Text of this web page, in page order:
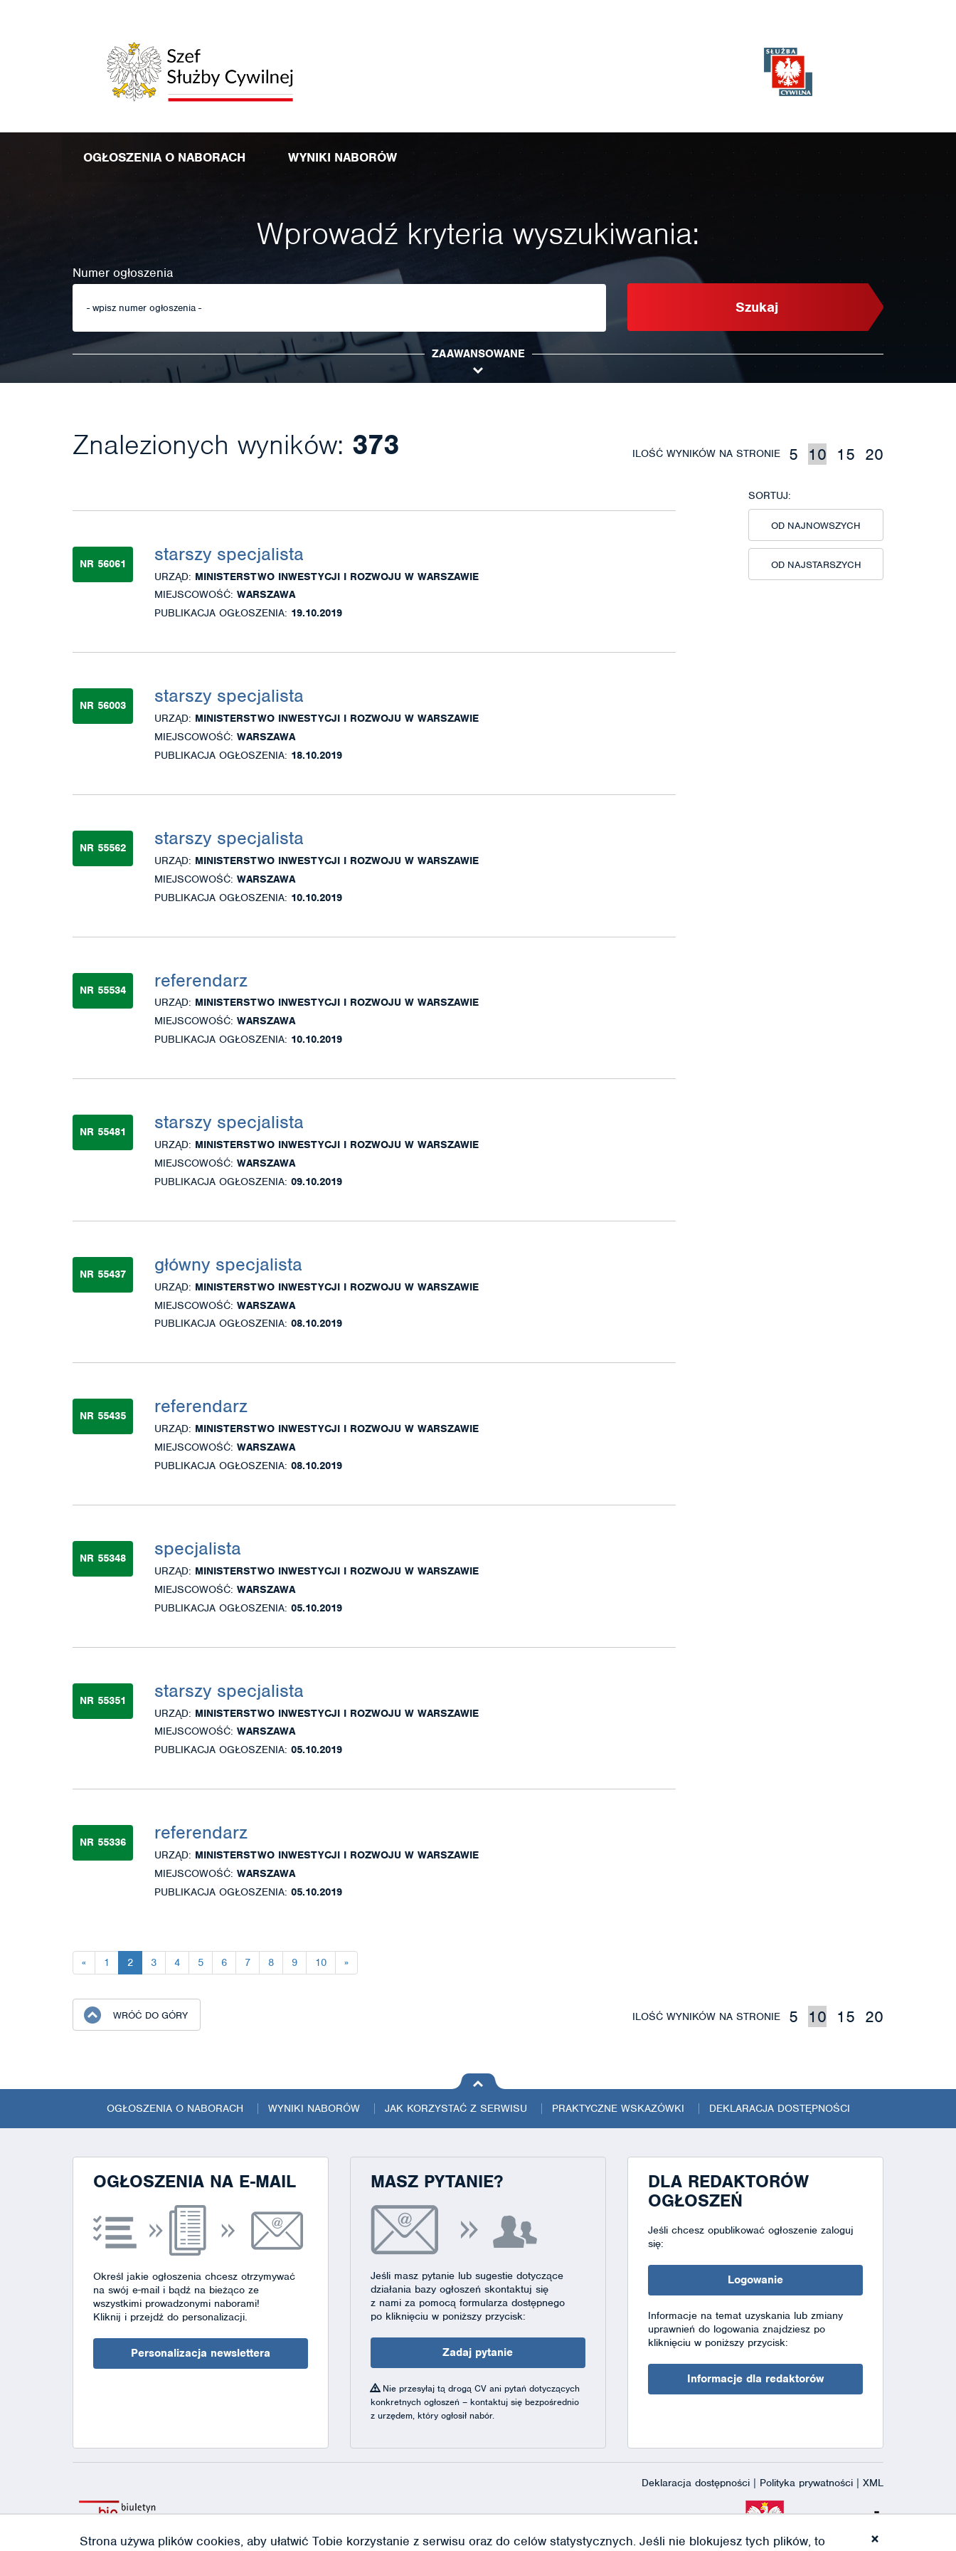
OGŁOSZENIA O NABORACH WYNIKI NABORÓW
Wprowadź kryteria wyszukiwania:
Numer ogłoszenia
Szukaj
ZAAWANSOWANE
Znalezionych wyników: 373 ILOŚĆ WYNIKÓW NA STRONIE 5 10 15 20
SORTUJ:
OD NAJNOWSZYCH
OD NAJSTARSZYCH
NR 56061 starszy specjalista
URZĄD: MINISTERSTWO INWESTYCJI I ROZWOJU W WARSZAWIE
MIEJSCOWOŚĆ: WARSZAWA
PUBLIKACJA OGŁOSZENIA: 19.10.2019
NR 56003 starszy specjalista
URZĄD: MINISTERSTWO INWESTYCJI I ROZWOJU W WARSZAWIE
MIEJSCOWOŚĆ: WARSZAWA
PUBLIKACJA OGŁOSZENIA: 18.10.2019
NR 55562 starszy specjalista
URZĄD: MINISTERSTWO INWESTYCJI I ROZWOJU W WARSZAWIE
MIEJSCOWOŚĆ: WARSZAWA
PUBLIKACJA OGŁOSZENIA: 10.10.2019
NR 55534 referendarz
URZĄD: MINISTERSTWO INWESTYCJI I ROZWOJU W WARSZAWIE
MIEJSCOWOŚĆ: WARSZAWA
PUBLIKACJA OGŁOSZENIA: 10.10.2019
NR 55481 starszy specjalista
URZĄD: MINISTERSTWO INWESTYCJI I ROZWOJU W WARSZAWIE
MIEJSCOWOŚĆ: WARSZAWA
PUBLIKACJA OGŁOSZENIA: 09.10.2019
NR 55437 główny specjalista
URZĄD: MINISTERSTWO INWESTYCJI I ROZWOJU W WARSZAWIE
MIEJSCOWOŚĆ: WARSZAWA
PUBLIKACJA OGŁOSZENIA: 08.10.2019
NR 55435 referendarz
URZĄD: MINISTERSTWO INWESTYCJI I ROZWOJU W WARSZAWIE
MIEJSCOWOŚĆ: WARSZAWA
PUBLIKACJA OGŁOSZENIA: 08.10.2019
NR 55348 specjalista
URZĄD: MINISTERSTWO INWESTYCJI I ROZWOJU W WARSZAWIE
MIEJSCOWOŚĆ: WARSZAWA
PUBLIKACJA OGŁOSZENIA: 05.10.2019
NR 55351 starszy specjalista
URZĄD: MINISTERSTWO INWESTYCJI I ROZWOJU W WARSZAWIE
MIEJSCOWOŚĆ: WARSZAWA
PUBLIKACJA OGŁOSZENIA: 05.10.2019
NR 55336 referendarz
URZĄD: MINISTERSTWO INWESTYCJI I ROZWOJU W WARSZAWIE
MIEJSCOWOŚĆ: WARSZAWA
PUBLIKACJA OGŁOSZENIA: 05.10.2019
« 1 2 3 4 5 6 7 8 9 10 »
WRÓĆ DO GÓRY ILOŚĆ WYNIKÓW NA STRONIE 5 10 15 20
strony
OGŁOSZENIA O NABORACH WYNIKI NABORÓW JAK KORZYSTAĆ Z SERWISU PRAKTYCZNE WSKAZÓWKI DEKLARACJA DOSTĘPNOŚCI
OGŁOSZENIA NA E-MAIL
Określ jakie ogłoszenia chcesz otrzymywać
na swój e-mail i bądź na bieżąco ze
wszystkimi prowadzonymi naborami!
Kliknij i przejdź do personalizacji.
Personalizacja newslettera
MASZ PYTANIE?
Jeśli masz pytanie lub sugestie dotyczące
działania bazy ogłoszeń skontaktuj się
z nami za pomocą formularza dostępnego
po kliknięciu w poniższy przycisk:
Zadaj pytanie
Nie przesyłaj tą drogą CV ani pytań dotyczących
konkretnych ogłoszeń – kontaktuj się bezpośrednio
z urzędem, który ogłosił nabór.
DLA REDAKTORÓW
OGŁOSZEŃ
Jeśli chcesz opublikować ogłoszenie zaloguj
się:
Logowanie
Informacje na temat uzyskania lub zmiany
uprawnień do logowania znajdziesz po
kliknięciu w poniższy przycisk:
Informacje dla redaktorów
Deklaracja dostępności Polityka prywatności XML
Strona używa plików cookies, aby ułatwić Tobie korzystanie z serwisu oraz do celów statystycznych. Jeśli nie blokujesz tych plików, to
×